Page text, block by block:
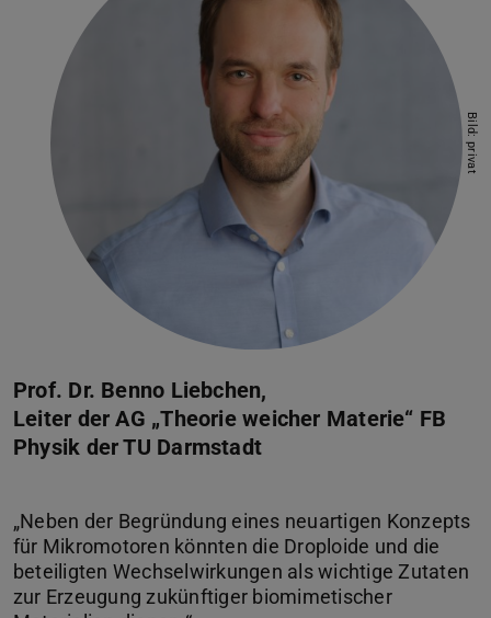
Prof. Dr. Benno Liebchen,
Leiter der AG „Theorie weicher Materie“ FB
Physik der TU Darmstadt
„Neben der Begründung eines neuartigen Konzepts
für Mikromotoren könnten die Droploide und die
beteiligten Wechselwirkungen als wichtige Zutaten
zur Erzeugung zukünftiger biomimetischer
Bild: privat